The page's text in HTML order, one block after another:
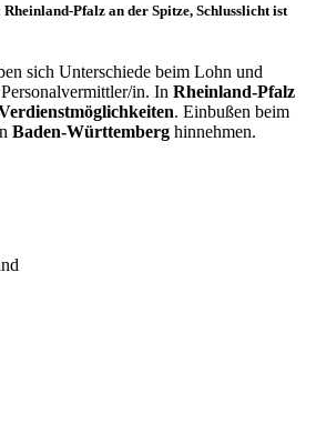
Pfalz an der Spitze, Schlusslicht ist
sich Unterschiede beim Lohn und
in. In Rheinland-Pfalz
. Einbußen beim
Baden-Württemberg hinnehmen.